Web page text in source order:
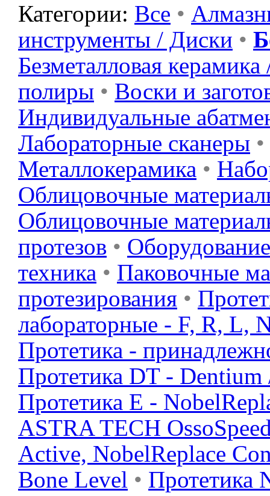
Категории: Все •
инструменты / Диски •
Безметалловая
полиры • Воски и
Индивидуальные
Лабораторные сканеры •
Металлокерамика •
Облицовочные
Облицовочные
протезов • Оборудование
техника • Паковочные
протезирования •
лабораторные - F, R, L,
Протетика -
Протетика DT -
Протетика E -
ASTRA TECH
Active, NobelReplace
Bone Level • Протетика